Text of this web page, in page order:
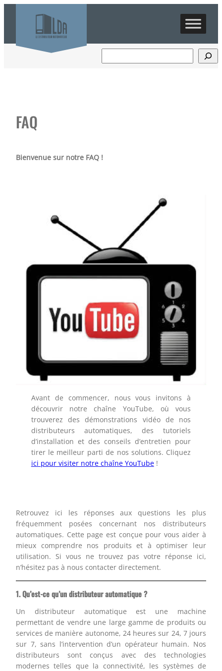
FAQ
Bienvenue sur notre FAQ !
Avant de commencer, nous vous invitons à
découvrir notre chaîne YouTube, où vous
trouverez des démonstrations vidéo de nos
distributeurs automatiques, des tutoriels
d’installation et des conseils d’entretien pour
tirer le meilleur parti de nos solutions. Cliquez
ici pour visiter notre chaîne YouTube!
Retrouvez ici les réponses aux questions les plus
fréquemment posées concernant nos distributeurs
automatiques. Cette page est conçue pour vous aider à
mieux comprendre nos produits et à optimiser leur
utilisation. Si vous ne trouvez pas votre réponse ici,
n’hésitez pas à nous contacter directement.
1. Qu’est-ce qu’un distributeur automatique ?
Un distributeur automatique est une machine
permettant de vendre une large gamme de produits ou
services de manière autonome, 24 heures sur 24, 7 jours
sur 7, sans l’intervention d’un opérateur humain. Nos
distributeurs sont conçus avec des technologies
modernes telles que la connectivité, les systèmes de